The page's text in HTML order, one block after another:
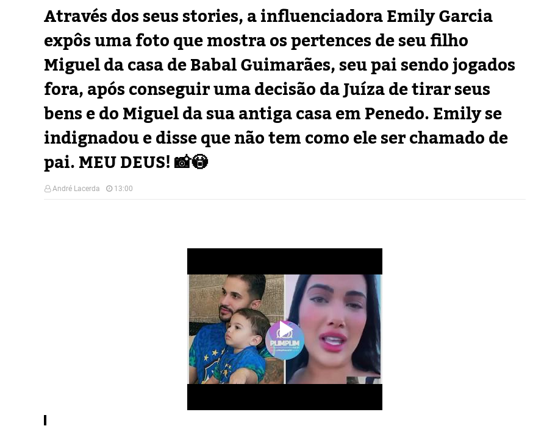
Através dos seus stories, a influenciadora Emily Garcia
expôs uma foto que mostra os pertences de seu filho
Miguel da casa de Babal Guimarães, seu pai sendo jogados
fora, após conseguir uma decisão da Juíza de tirar seus
bens e do Miguel da sua antiga casa em Penedo. Emily se
indignadou e disse que não tem como ele ser chamado de
pai. MEU DEUS! 📸😳
André Lacerda 13:00